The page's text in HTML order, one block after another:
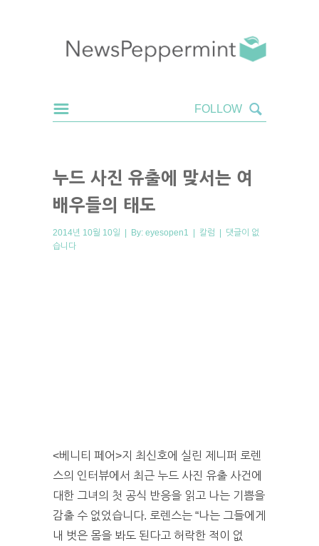
누드 사진 유출에 맞서는 여
배우들의 태도
2014년 10월 10일 | By: eyesopen1 | 칼럼 | 댓글이 없
습니다
<베니티 페어>지 최신호에 실린 제니퍼 로렌
스의 인터뷰에서 최근 누드 사진 유출 사건에
대한 그녀의 첫 공식 반응을 읽고 나는 기쁨을
감출 수 없었습니다. 로렌스는 “나는 그들에게
내 벗은 몸을 봐도 된다고 허락한 적이 없